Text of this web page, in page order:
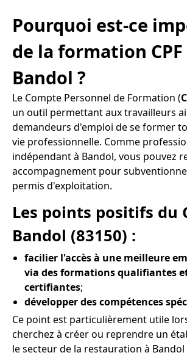
Pourquoi est-ce
de la formation CPF
Bandol ?
Le Compte Personnel de Formation (
un outil permettant aux travailleurs
demandeurs d'emploi de se former
vie professionnelle. Comme
indépendant à Bandol, vous pouvez
accompagnement pour
permis d'exploitation.
Les points positifs du
Bandol (83150) :
facilier l'accès à une meilleure
via des formations qualifiantes
certifiantes;
développer des compétences
Ce point est particulièrement utile
cherchez à créer ou reprendre un
le secteur de la restauration à Bandol